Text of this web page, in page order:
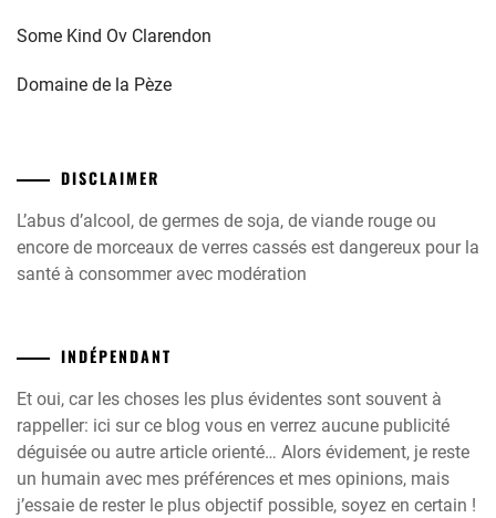
Some Kind Ov Clarendon
Domaine de la Pèze
DISCLAIMER
L’abus d’alcool, de germes de soja, de viande rouge ou
encore de morceaux de verres cassés est dangereux pour la
santé à consommer avec modération
INDÉPENDANT
Et oui, car les choses les plus évidentes sont souvent à
rappeller: ici sur ce blog vous en verrez aucune publicité
déguisée ou autre article orienté… Alors évidement, je reste
un humain avec mes préférences et mes opinions, mais
j’essaie de rester le plus objectif possible, soyez en certain !